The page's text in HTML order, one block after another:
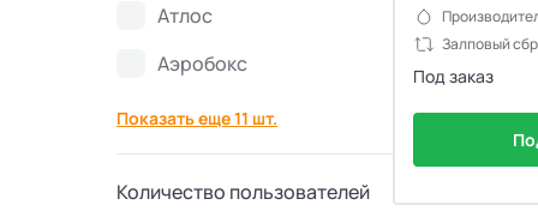
Септики SANI
Септики GEO 6
Септики Аэробокс 4
Атлос
Аэробокс
Показать еще 11 шт.
Количество пользователей
Залповый
Под заказ